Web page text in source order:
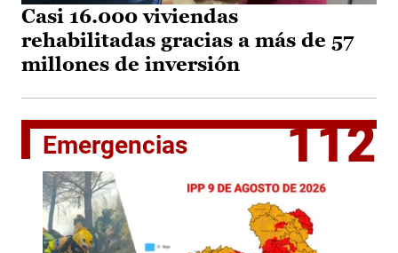
Casi 16.000 viviendas
rehabilitadas gracias a más de 57
millones de inversión
Emergencias 112